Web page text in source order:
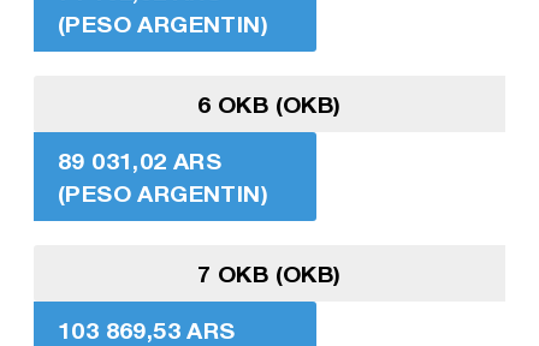
(PESO ARGENTIN)
6 OKB (OKB)
89 031,02 ARS
(PESO ARGENTIN)
7 OKB (OKB)
103 869,53 ARS